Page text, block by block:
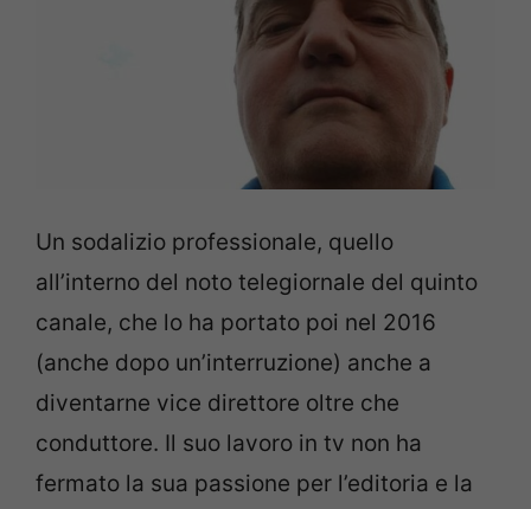
Un sodalizio professionale, quello
all’interno del noto telegiornale del quinto
canale, che lo ha portato poi nel 2016
(anche dopo un’interruzione) anche a
diventarne vice direttore oltre che
conduttore. Il suo lavoro in tv non ha
fermato la sua passione per l’editoria e la